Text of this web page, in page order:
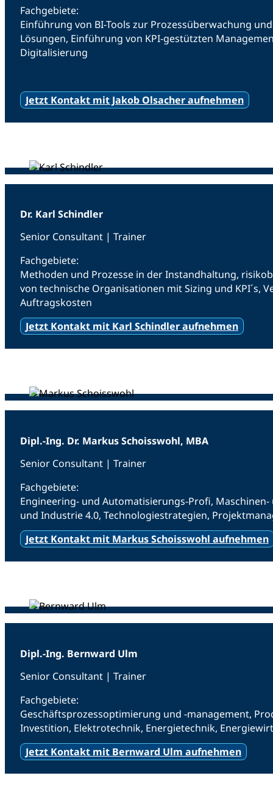
Fachgebiete:
Einführung von BI-Tools zur Prozessüberwachung
Lösungen, Einführung von KPI-gestützten
Digitalisierung
Jetzt Kontakt mit Jakob Olsacher aufnehmen
Dr. Karl Schindler
Senior Consultant | Trainer
Fachgebiete:
Methoden und Prozesse in der Instandhaltung,
von technische Organisationen mit Sizing und
Auftragskosten
Jetzt Kontakt mit Karl Schindler aufnehmen
Dipl.-Ing. Dr. Markus Schoisswohl, MBA
Senior Consultant | Trainer
Fachgebiete:
Engineering- und Automatisierungs-Profi,
und Industrie 4.0, Technologiestrategien,
Jetzt Kontakt mit Markus Schoisswohl aufnehmen
Dipl.-Ing. Bernward Ulm
Senior Consultant | Trainer
Fachgebiete:
Geschäftsprozessoptimierung und -management,
Investition, Elektrotechnik, Energietechnik,
Jetzt Kontakt mit Bernward Ulm aufnehmen